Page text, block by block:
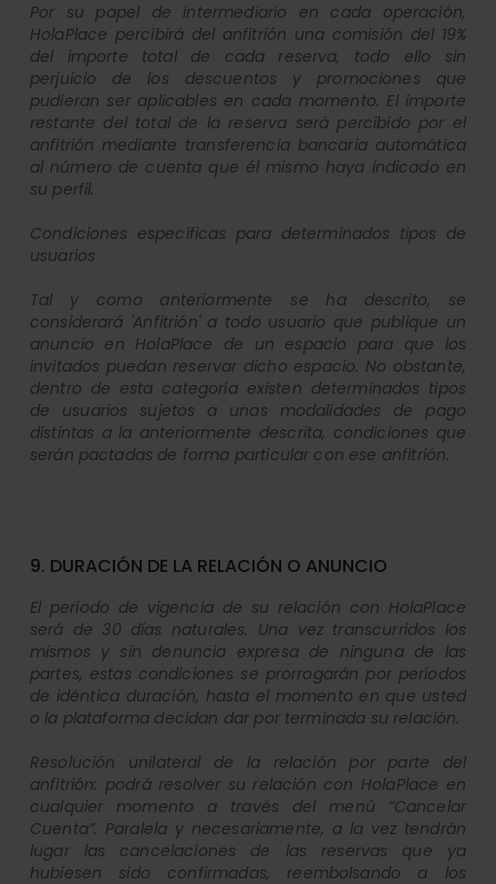
Por su papel de intermediario en cada operación,
HolaPlace percibirá del anfitrión una comisión del 19%
del importe total de cada reserva, todo ello sin
perjuicio de los descuentos y promociones que
pudieran ser aplicables en cada momento. El importe
restante del total de la reserva será percibido por el
anfitrión mediante transferencia bancaria automática
al número de cuenta que él mismo haya indicado en
su perfil.
Condiciones específicas para determinados tipos de
usuarios
Tal y como anteriormente se ha descrito, se
considerará 'Anfitrión' a todo usuario que publique un
anuncio en HolaPlace de un espacio para que los
invitados puedan reservar dicho espacio. No obstante,
dentro de esta categoría existen determinados tipos
de usuarios sujetos a unas modalidades de pago
distintas a la anteriormente descrita, condiciones que
serán pactadas de forma particular con ese anfitrión.
9. DURACIÓN DE LA RELACIÓN O ANUNCIO
El período de vigencia de su relación con HolaPlace
será de 30 días naturales. Una vez transcurridos los
mismos y sin denuncia expresa de ninguna de las
partes, estas condiciones se prorrogarán por períodos
de idéntica duración, hasta el momento en que usted
o la plataforma decidan dar por terminada su relación.
Resolución unilateral de la relación por parte del
anfitrión: podrá resolver su relación con HolaPlace en
cualquier momento a través del menú “Cancelar
Cuenta”. Paralela y necesariamente, a la vez tendrán
lugar las cancelaciones de las reservas que ya
hubiesen sido confirmadas, reembolsando a los